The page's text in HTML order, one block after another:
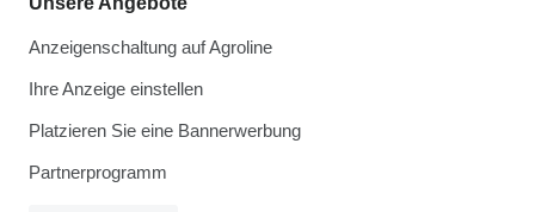
Anzeigenschaltung auf Agroline
Ihre Anzeige einstellen
Platzieren Sie eine Bannerwerbung
Partnerprogramm